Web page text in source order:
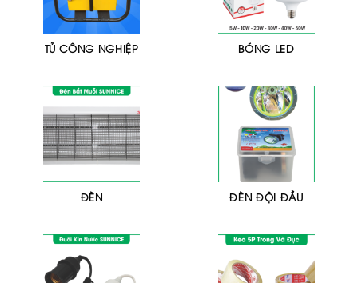
TỦ CÔNG NGHIỆP BÓNG LED
ĐÈN ĐÈN ĐỘI ĐẦU